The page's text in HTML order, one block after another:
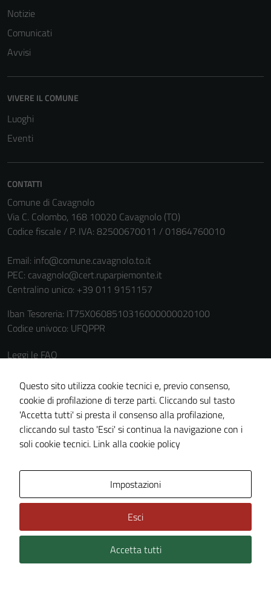
Notizie
Comunicati
Avvisi
VIVERE IL COMUNE
Luoghi
Eventi
CONTATTI
Comune di Cavagnolo
Via C. Colombo, 168 10020 Cavagnolo (TO)
Codice fiscale / P. IVA: 82500670011 / 01864760010
Email: info@comune.cavagnolo.to.it
PEC: cavagnolo@cert.ruparpiemonte.it
Centralino unico: +39 011 9151157
Iban Tesoreria: IT75X0608510316000000020100
Codice univoco: UFQPPR
Leggi le FAQ
Segnalazione disservizio
Richiesta assistenza
Amministrazione trasparente
Informativa privacy
Cookie Policy
Piano di miglioramento del sito
Questo sito utilizza cookie tecnici e, previo consenso,
cookie di profilazione di terze parti. Cliccando sul tasto
'Accetta tutti' si presta il consenso alla profilazione,
cliccando sul tasto 'Esci' si continua la navigazione con i
soli cookie tecnici. Link alla cookie policy
Impostazioni
Esci
Accetta tutti